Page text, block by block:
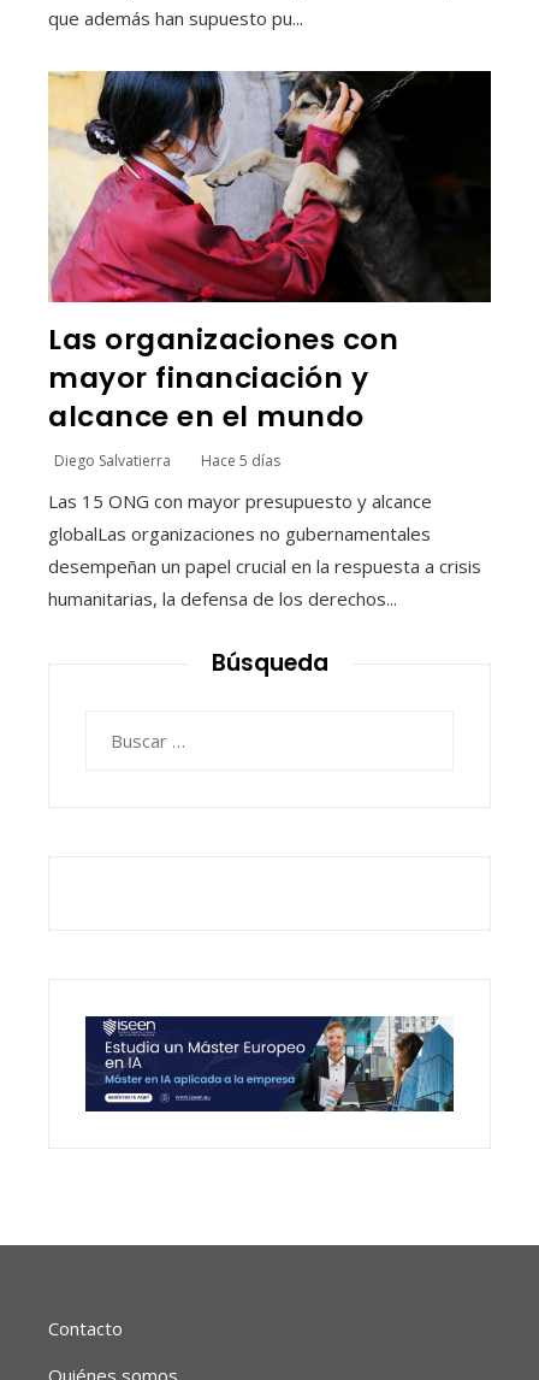
que además han supuesto pu...
Las organizaciones con
mayor financiación y
alcance en el mundo
Diego Salvatierra Hace 5 días
Las 15 ONG con mayor presupuesto y alcance
globalLas organizaciones no gubernamentales
desempeñan un papel crucial en la respuesta a crisis
humanitarias, la defensa de los derechos...
Búsqueda
Contacto